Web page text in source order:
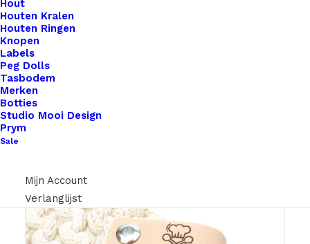
Hout
Houten Kralen
Houten Ringen
Knopen
Labels
Peg Dolls
Tasbodem
Merken
Botties
Studio Mooi Design
Prym
Sale
Mijn Account
Verlanglijst
€3,50